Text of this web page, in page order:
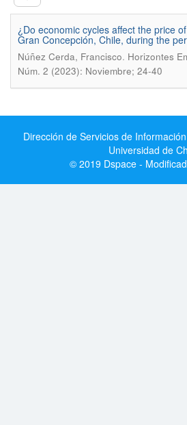
¿Do economic cycles affect the price
Gran Concepción, Chile, during the
Núñez Cerda, Francisco. Horizontes
Núm. 2 (2023): Noviembre; 24-40
Dirección de Servicios de
Universidad de
© 2019 Dspace -